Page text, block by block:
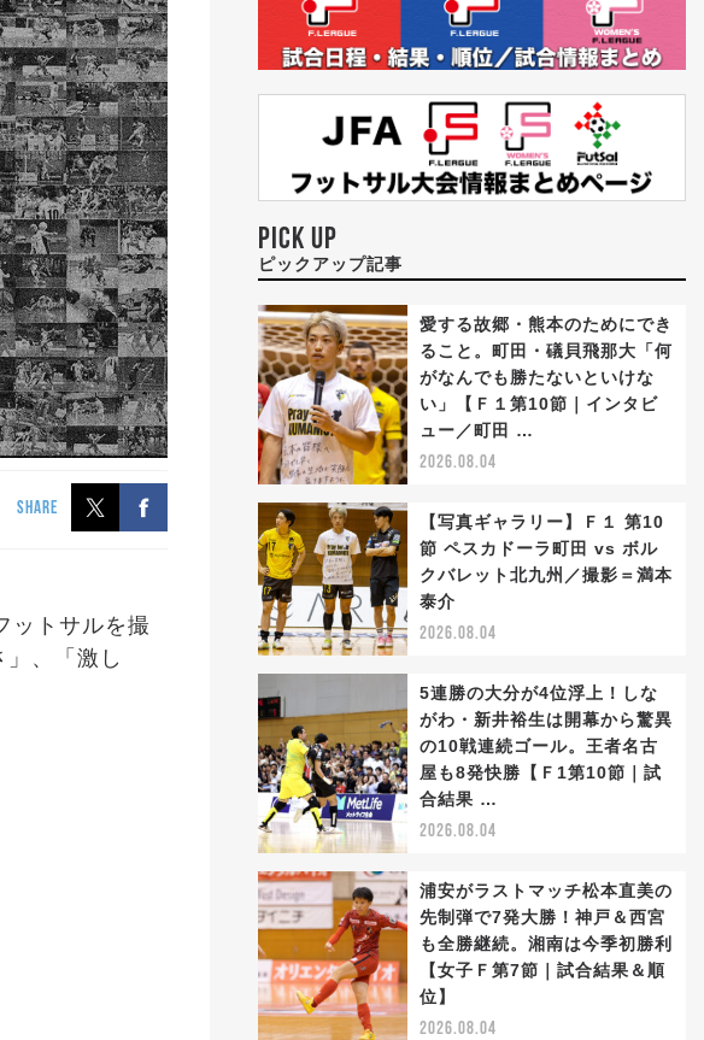
SHARE
ットサルを撮
、「激し
PICK UP
ピックアップ記事
愛する故郷・熊本のためにでき
ること。町田・礒貝飛那大「何
がなんでも勝たないといけな
い」【Ｆ１第10節｜インタビ
ュー／町田 …
2026.08.04
【写真ギャラリー】Ｆ１ 第10
節 ペスカドーラ町田 vs ボル
クバレット北九州／撮影＝満本
泰介
2026.08.04
5連勝の大分が4位浮上！しな
がわ・新井裕生は開幕から驚異
の10戦連続ゴール。王者名古
屋も8発快勝【Ｆ1第10節｜試
合結果 …
2026.08.04
浦安がラストマッチ松本直美の
先制弾で7発大勝！神戸＆西宮
も全勝継続。湘南は今季初勝利
【女子Ｆ第7節｜試合結果＆順
位】
2026.08.04